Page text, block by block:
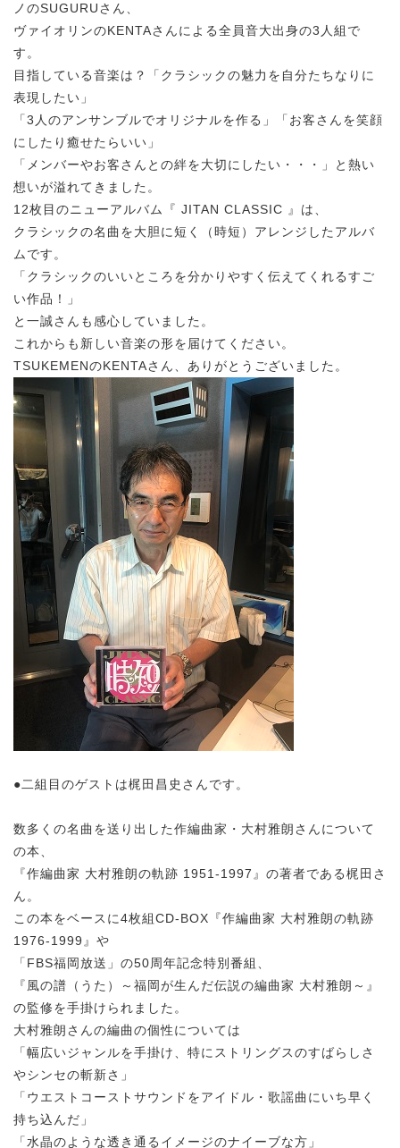
ノのSUGURUさん、
ヴァイオリンのKENTAさんによる全員音大出身の3人組で
す。
目指している音楽は？「クラシックの魅力を自分たちなりに
表現したい」
「3人のアンサンブルでオリジナルを作る」「お客さんを笑顔
にしたり癒せたらいい」
「メンバーやお客さんとの絆を大切にしたい・・・」と熱い
想いが溢れてきました。
12枚目のニューアルバム『 JITAN CLASSIC 』は、
クラシックの名曲を大胆に短く（時短）アレンジしたアルバ
ムです。
「クラシックのいいところを分かりやすく伝えてくれるすご
い作品！」
と一誠さんも感心していました。
これからも新しい音楽の形を届けてください。
TSUKEMENのKENTAさん、ありがとうございました。
●二組目のゲストは梶田昌史さんです。
数多くの名曲を送り出した作編曲家・大村雅朗さんについて
の本、
『作編曲家 大村雅朗の軌跡 1951-1997』の著者である梶田さ
ん。
この本をベースに4枚組CD-BOX『作編曲家 大村雅朗の軌跡
1976-1999』や
「FBS福岡放送」の50周年記念特別番組、
『風の譜（うた）～福岡が生んだ伝説の編曲家 大村雅朗～』
の監修を手掛けられました。
大村雅朗さんの編曲の個性については
「幅広いジャンルを手掛け、特にストリングスのすばらしさ
やシンセの斬新さ」
「ウエストコーストサウンドをアイドル・歌謡曲にいち早く
持ち込んだ」
「水晶のような透き通るイメージのナイーブな方」